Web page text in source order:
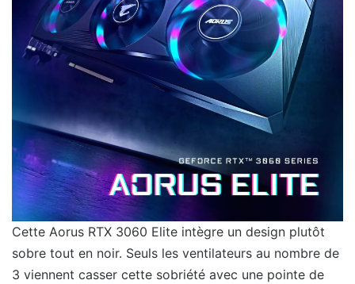
Cette Aorus RTX 3060 Elite intègre un design plutôt
sobre tout en noir. Seuls les ventilateurs au nombre de
3 viennent casser cette sobriété avec une pointe de